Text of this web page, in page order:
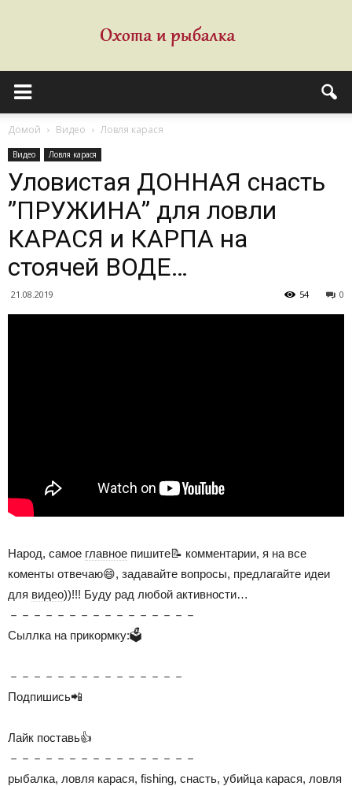
Домой Видео Ловля карася
Видео Ловля карася
Уловистая ДОННАЯ снасть
”ПРУЖИНА” для ловли
КАРАСЯ и КАРПА на
стоячей ВОДЕ…
21.08.2019 0
54
Народ, самое главное пишите📝 комментарии, я на все
коменты отвечаю😄, задавайте вопросы, предлагайте идеи
для видео))!!! Буду рад любой активности…
－－－－－－－－－－－－－－－－
Сыллка на прикормку:🗳
－－－－－－－－－－－－－－－
Подпишись📲
Лайк поставь👍
－－－－－－－－－－－－－－－－
рыбалка, ловля карася, fishing, снасть, убийца карася, ловля